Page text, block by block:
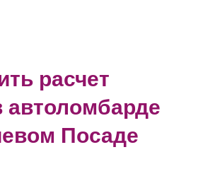
расчет
автоломбарде
Посаде